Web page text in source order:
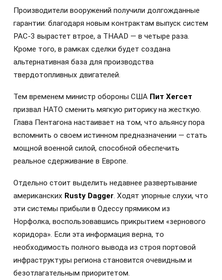
Производители вооружений получили долгожданные
гарантии: благодаря новым контрактам выпуск систем
PAC-3 вырастет втрое, а THAAD — в четыре раза.
Кроме того, в рамках сделки будет создана
альтернативная база для производства
твердотопливных двигателей.
Тем временем министр обороны США Пит Хегсет
призвал НАТО сменить мягкую риторику на жесткую.
Глава Пентагона настаивает на том, что альянсу пора
вспомнить о своем истинном предназначении — стать
мощной военной силой, способной обеспечить
реальное сдерживание в Европе.
Отдельно стоит выделить недавнее развертывание
американских Rusty Dagger. Ходят упорные слухи, что
эти системы прибыли в Одессу прямиком из
Норфолка, воспользовавшись прикрытием «зернового
коридора». Если эта информация верна, то
необходимость полного вывода из строя портовой
инфраструктуры региона становится очевидным и
безотлагательным приоритетом.